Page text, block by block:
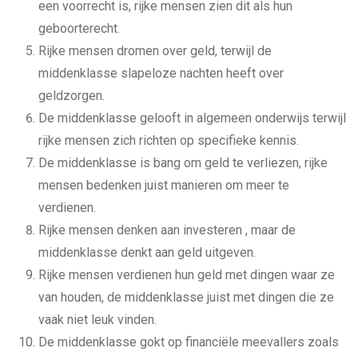
een voorrecht is, rijke mensen zien dit als hun
geboorterecht.
Rijke mensen dromen over geld, terwijl de
middenklasse slapeloze nachten heeft over
geldzorgen.
De middenklasse gelooft in algemeen onderwijs terwijl
rijke mensen zich richten op specifieke kennis.
De middenklasse is bang om geld te verliezen, rijke
mensen bedenken juist manieren om meer te
verdienen.
Rijke mensen denken aan investeren , maar de
middenklasse denkt aan geld uitgeven.
Rijke mensen verdienen hun geld met dingen waar ze
van houden, de middenklasse juist met dingen die ze
vaak niet leuk vinden.
De middenklasse gokt op financiële meevallers zoals